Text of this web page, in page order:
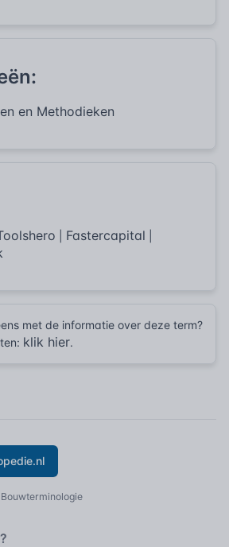
en Methodieken
Fastercapital
met de informatie over deze term?
klik hier.